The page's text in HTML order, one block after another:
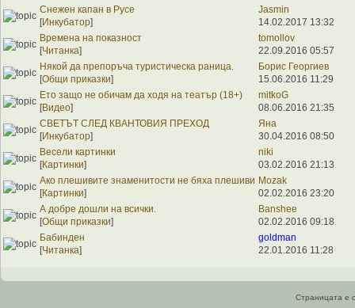
Снежен капан в Русе
[Инкубатор]
Jasmin
14.02.2017 13:32
Времена на показност
[Читанка]
tomollov
22.09.2016 05:57
Някой да препоръча туристическа раница.
[Общи приказки]
Борис Георгиев
15.06.2016 11:29
Ето защо не обичам да ходя на театър (18+)
[Видео]
mitkoG
08.06.2016 21:35
СВЕТЪТ СЛЕД КВАНТОВИЯ ПРЕХОД
[Инкубатор]
Яна
30.04.2016 08:50
Весели картинки
[Картинки]
niki
03.02.2016 21:13
Ако плешивите знаменитости не бяха плешиви
[Картинки]
Mozak
02.02.2016 23:20
А добре дошли на всички.
[Общи приказки]
Banshee
02.02.2016 09:18
Бабинден
[Читанка]
goldman
22.01.2016 11:28
Страницата е